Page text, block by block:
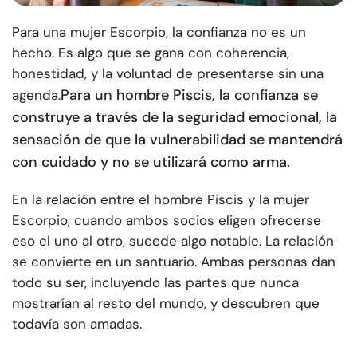
Para una mujer Escorpio, la confianza no es un
hecho. Es algo que se gana con coherencia,
honestidad, y la voluntad de presentarse sin una
agenda.Para un hombre Piscis, la confianza se
construye a través de la seguridad emocional, la
sensación de que la vulnerabilidad se mantendrá
con cuidado y no se utilizará como arma.
En la relación entre el hombre Piscis y la mujer
Escorpio, cuando ambos socios eligen ofrecerse
eso el uno al otro, sucede algo notable. La relación
se convierte en un santuario. Ambas personas dan
todo su ser, incluyendo las partes que nunca
mostrarían al resto del mundo, y descubren que
todavía son amadas.